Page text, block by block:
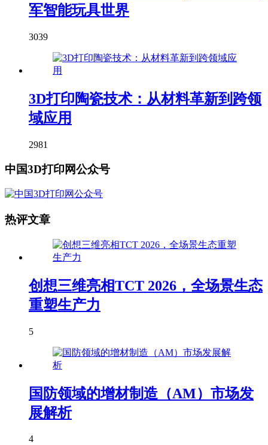
军智能玩具世界
3039
3D打印陶瓷技术：从材料革新到跨领
域应用
2981
中国3D打印网公众号
热评文章
创想三维亮相TCT 2026，全场景生态
重塑生产力
5
国防领域的增材制造（AM）市场发
展解析
4